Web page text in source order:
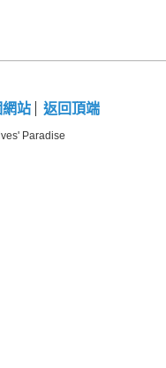
站 返回頂端
Paradise